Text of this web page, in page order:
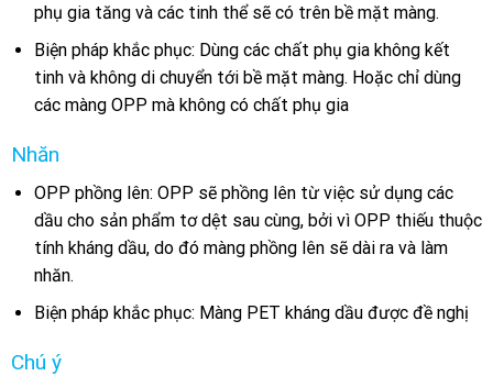
phụ gia tăng và các tinh thể sẽ có trên bề mặt màng.
Biện pháp khắc phục: Dùng các chất phụ gia không kết
tinh và không di chuyển tới bề mặt màng. Hoặc chỉ dùng
các màng OPP mà không có chất phụ gia
Nhăn
OPP phồng lên: OPP sẽ phồng lên từ việc sử dụng các
dầu cho sản phẩm tơ dệt sau cùng, bởi vì OPP thiếu thuộc
tính kháng dầu, do đó màng phồng lên sẽ dài ra và làm
nhăn.
Biện pháp khắc phục: Màng PET kháng dầu được đề nghị
Chú ý